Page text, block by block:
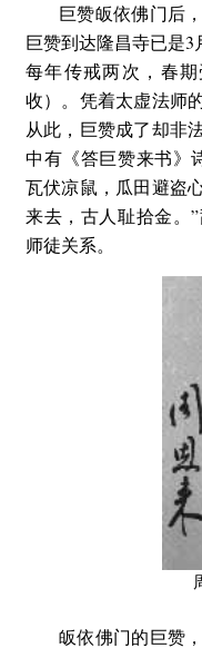
巨赞皈依佛门后
巨赞到达隆昌寺已是3
每年传戒两次，春
收）。凭着太虚法师
从此，巨赞成了却非
中有《答巨赞来书》
瓦伏凉鼠，瓜田避盗
来去，古人耻拾金。
师徒关系。
皈依佛门的巨赞